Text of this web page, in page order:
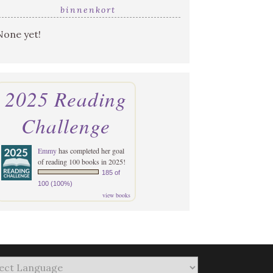
binnenkort
yet!
2025 Reading
Challenge
Emmyhas completed her goal
of reading 100 books in 2025!
185 of
100 (100%)
view books